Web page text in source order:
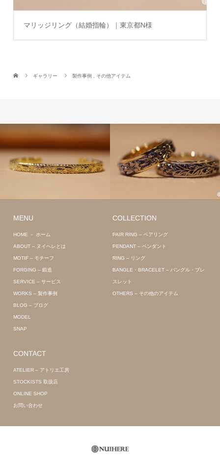
マリッジリング（結婚指輪）｜東京都N様
ギャラリー 製作事例 その他アイテム
MENU
HOME － ホーム
ABOUT – ヌイヘレとは
MOTIF – モチーフ
FORGING – 鍛造
SERVICE – サービス
WORKS – 製作事例
BLOG – ブログ
MODEL
SNAP
COLLECTION
PAIR RING – ペアリング
PENDANT – ペンダント
RING – リング
BANGLE・BRACELET – バングル・ブレ
スレット
OTHERS – その他のアイテム
CONTACT
ATELIER – アトリエ工房
STOCKISTS 取扱店
ONLINE SHOP
お問い合わせ